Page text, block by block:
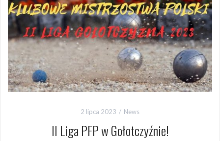
2 lipca 2023 News
II Liga PFP w Gołotczyźnie!